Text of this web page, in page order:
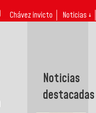
Chávez invicto Noticias ↓
Noticias
destacadas